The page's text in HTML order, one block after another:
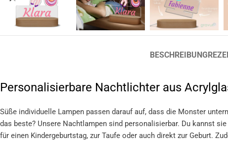
BESCHREIBUNG
Personalisierbare Nachtlichter aus
Süße individuelle Lampen passen darauf auf, dass die Monster
das beste? Unsere Nachtlampen sind personalisierbar. Du kannst
für einen Kindergeburtstag, zur Taufe oder auch direkt zur Geburt.